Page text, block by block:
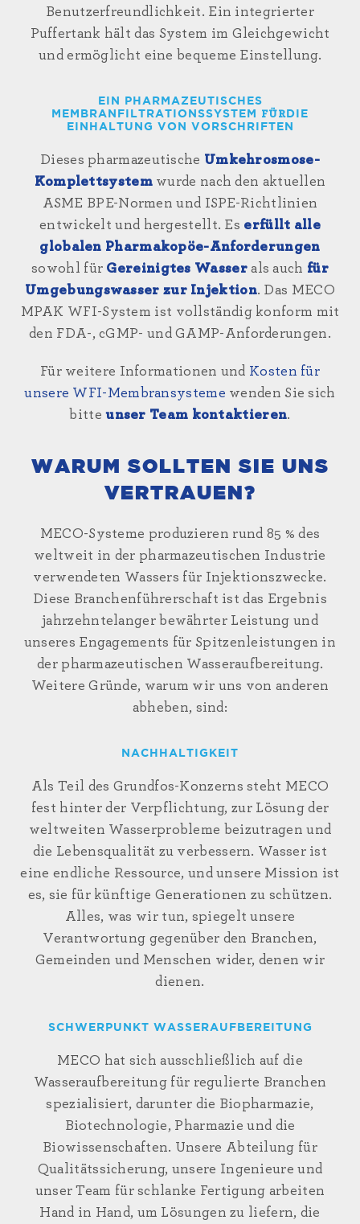
Benutzerfreundlichkeit. Ein integrierter
Puffertank hält das System im Gleichgewicht
und ermöglicht eine bequeme Einstellung.
EIN PHARMAZEUTISCHES
MEMBRANFILTRATIONSSYSTEM FÜR DIE
EINHALTUNG VON VORSCHRIFTEN
Dieses pharmazeutische Umkehrosmose-
Komplettsystemwurde nach den aktuellen
ASME BPE-Normen und ISPE-Richtlinien
entwickelt und hergestellt. Es erfüllt alle
globalen Pharmakopöe-Anforderungen
sowohl für Gereinigtes Wasser als auch für
Umgebungswasser zur Injektion. Das MECO
MPAK WFI-System ist vollständig konform mit
den FDA-, cGMP- und GAMP-Anforderungen.
Für weitere Informationen und Kosten für
unsere WFI-Membransysteme wenden Sie sich
bitteunser Team kontaktieren.
WARUM SOLLTEN SIE UNS
VERTRAUEN?
MECO-Systeme produzieren rund 85 % des
weltweit in der pharmazeutischen Industrie
verwendeten Wassers für Injektionszwecke.
Diese Branchenführerschaft ist das Ergebnis
jahrzehntelanger bewährter Leistung und
unseres Engagements für Spitzenleistungen in
der pharmazeutischen Wasseraufbereitung.
Weitere Gründe, warum wir uns von anderen
abheben, sind:
NACHHALTIGKEIT
Als Teil des Grundfos-Konzerns steht MECO
fest hinter der Verpflichtung, zur Lösung der
weltweiten Wasserprobleme beizutragen und
die Lebensqualität zu verbessern. Wasser ist
eine endliche Ressource, und unsere Mission ist
es, sie für künftige Generationen zu schützen.
Alles, was wir tun, spiegelt unsere
Verantwortung gegenüber den Branchen,
Gemeinden und Menschen wider, denen wir
dienen.
SCHWERPUNKT WASSERAUFBEREITUNG
MECO hat sich ausschließlich auf die
Wasseraufbereitung für regulierte Branchen
spezialisiert, darunter die Biopharmazie,
Biotechnologie, Pharmazie und die
Biowissenschaften. Unsere Abteilung für
Qualitätssicherung, unsere Ingenieure und
unser Team für schlanke Fertigung arbeiten
Hand in Hand, um Lösungen zu liefern, die